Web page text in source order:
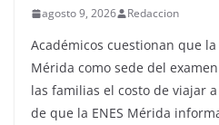
agosto 9, 2026 Redaccion
Académicos cuestionan que
Mérida como sede del
las familias el costo de viajar
de que la ENES Mérida